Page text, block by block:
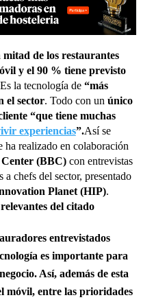
mitad de los restaurantes
y el 90 % tiene previsto
la tecnología de“más
el sector. Todo con un único
“que tiene muchas
experiencias”.Así se
ha realizado en colaboración
(BBC)con entrevistas
chefs del sector, presentado
Planet (HIP).
del citado
entrevistados
es importante para
. Así, además de esta
móvil, entre las prioridades